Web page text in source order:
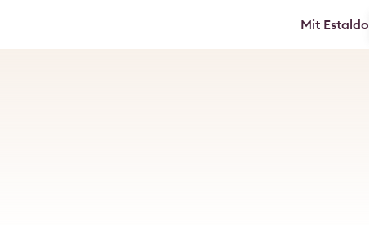
Mit Estaldo